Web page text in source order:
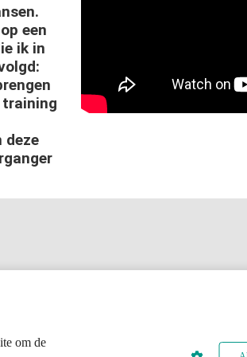
een
ik in
training
deze
maar vooral veel geleerd” – “Ik zit
uitvaarten geleid op mijn eigen wijze. Nu
om de